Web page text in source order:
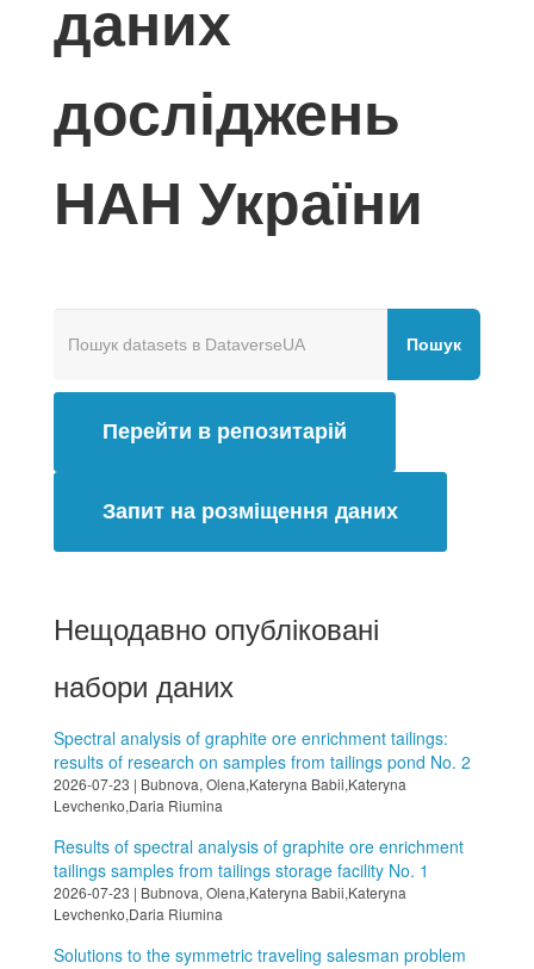
даних
досліджень
НАН України
Пошук
Перейти в репозитарій
Запит на розміщення даних
Нещодавно опубліковані
набори даних
Spectral analysis of graphite ore enrichment tailings:
results of research on samples from tailings pond No. 2
2026-07-23 | Bubnova, Olena,Kateryna Babii,Kateryna
Levchenko,Daria Riumina
Results of spectral analysis of graphite ore enrichment
tailings samples from tailings storage facility No. 1
2026-07-23 | Bubnova, Olena,Kateryna Babii,Kateryna
Levchenko,Daria Riumina
Solutions to the symmetric traveling salesman problem